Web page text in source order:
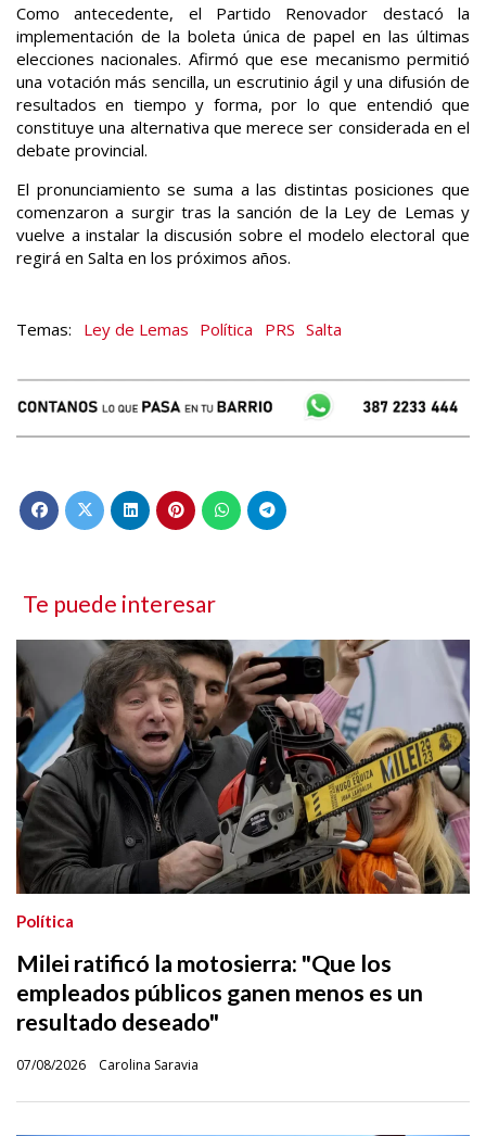
Como antecedente, el Partido Renovador destacó la
implementación de la boleta única de papel en las últimas
elecciones nacionales. Afirmó que ese mecanismo permitió
una votación más sencilla, un escrutinio ágil y una difusión de
resultados en tiempo y forma, por lo que entendió que
constituye una alternativa que merece ser considerada en el
debate provincial.
El pronunciamiento se suma a las distintas posiciones que
comenzaron a surgir tras la sanción de la Ley de Lemas y
vuelve a instalar la discusión sobre el modelo electoral que
regirá en Salta en los próximos años.
Ley de Lemas Política PRS Salta
Te puede interesar
Milei ratificó la motosierra: "Que los
empleados públicos ganen menos es un
resultado deseado"
Carolina Saravia
Política
07/08/2026